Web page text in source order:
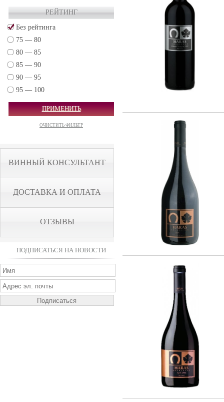
РЕЙТИНГ
Без рейтинга
75 — 80
80 — 85
85 — 90
90 — 95
95 — 100
ПРИМЕНИТЬ
ОЧИСТИТЬ ФИЛЬТР
ВИННЫЙ КОНСУЛЬТАНТ
ДОСТАВКА И ОПЛАТА
ОТЗЫВЫ
ПОДПИСАТЬСЯ НА НОВОСТИ